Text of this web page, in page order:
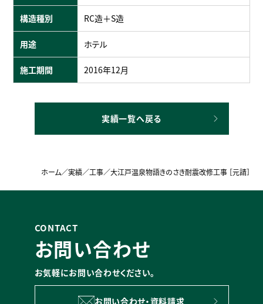
構造種別 RC造＋S造
用途 ホテル
施工期間 2016年12月
実績一覧へ戻る
ホーム／実績／工事／大江戸温泉物語きのさき耐震改修工事 ［元請］
CONTACT
お問い合わせ
お気軽にお問い合わせください。
お問い合わせ・資料請求